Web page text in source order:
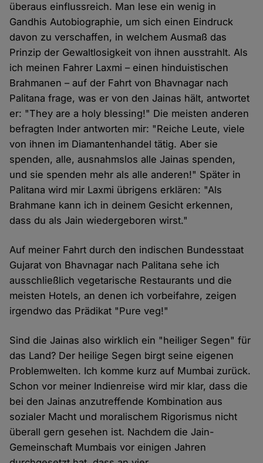
überaus einflussreich. Man lese ein wenig in
Gandhis Autobiographie, um sich einen Eindruck
davon zu verschaffen, in welchem Ausmaß das
Prinzip der Gewaltlosigkeit von ihnen ausstrahlt. Als
ich meinen Fahrer Laxmi – einen hinduistischen
Brahmanen – auf der Fahrt von Bhavnagar nach
Palitana frage, was er von den Jainas hält, antwortet
er: "They are a holy blessing!" Die meisten anderen
befragten Inder antworten mir: "Reiche Leute, viele
von ihnen im Diamantenhandel tätig. Aber sie
spenden, alle, ausnahmslos alle Jainas spenden,
und sie spenden mehr als alle anderen!" Später in
Palitana wird mir Laxmi übrigens erklären: "Als
Brahmane kann ich in deinem Gesicht erkennen,
dass du als Jain wiedergeboren wirst."
Auf meiner Fahrt durch den indischen Bundesstaat
Gujarat von Bhavnagar nach Palitana sehe ich
ausschließlich vegetarische Restaurants und die
meisten Hotels, an denen ich vorbeifahre, zeigen
irgendwo das Prädikat "Pure veg!"
Sind die Jainas also wirklich ein "heiliger Segen" für
das Land? Der heilige Segen birgt seine eigenen
Problemwelten. Ich komme kurz auf Mumbai zurück.
Schon vor meiner Indienreise wird mir klar, dass die
bei den Jainas anzutreffende Kombination aus
sozialer Macht und moralischem Rigorismus nicht
überall gern gesehen ist. Nachdem die Jain-
Gemeinschaft Mumbais vor einigen Jahren